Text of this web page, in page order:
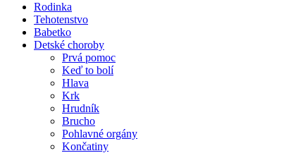
Rodinka
Tehotenstvo
Babetko
Detské choroby
Prvá pomoc
Keď to bolí
Hlava
Krk
Hrudník
Brucho
Pohlavné orgány
Končatiny